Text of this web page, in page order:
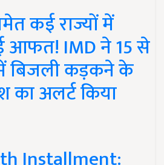
कई राज्यों में
आफत! IMD ने 15 से
बिजली कड़कने के
का अलर्ट किया